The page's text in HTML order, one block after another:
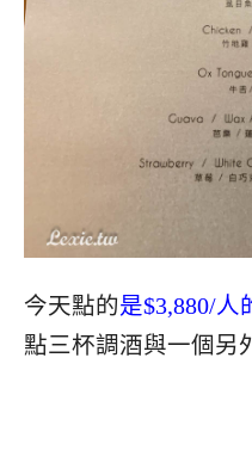
今天點的是$3,880/人
點三杯調酒與一個另